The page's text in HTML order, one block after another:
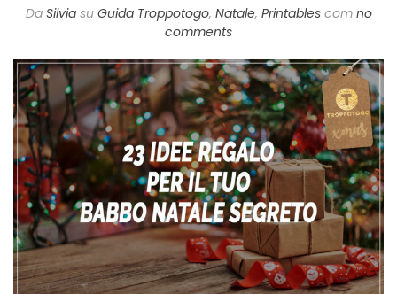
Da Silviasu Guida Troppotogo, Natale, Printablescom no
comments